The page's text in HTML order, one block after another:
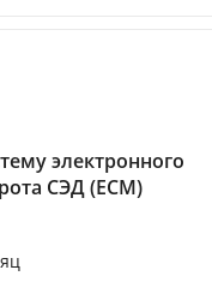
электронного
СЭД (ECM)